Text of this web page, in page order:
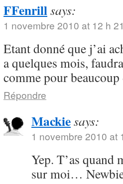
FFenrillsays:
1 novembre 2010 at 12 h
Etant donné que j’ai
a quelques mois,
comme pour beaucoup
Répondre
Mackiesays:
1 novembre 2010 at
Yep. T’as quand
sur moi…